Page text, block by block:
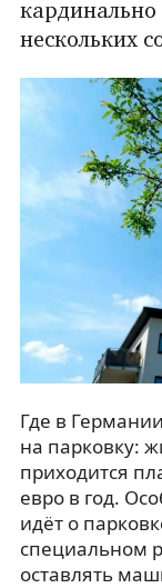
нескольких
Где в
на парковку:
приходится
евро в год.
идёт о
специальном
оставлять